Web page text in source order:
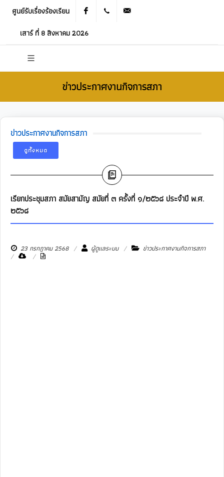
ศูนย์รับเรื่องร้องเรียน Facebook 021905536
เสาร์ ที่ 8 สิงหาคม 2026
ข่าวประกาศงานกิจการสภา
ข่าวประกาศงานกิจการสภา
ดูทั้งหมด
เรียกประชุมสภา สมัยสามัญ สมัยที่ ๓ ครั้งที่ ๑/๒๕๖๘ ประจำปี พ.ศ.
๒๕๖๘
23 กรกฎาคม 2568 ผู้ดูแลระบบ ข่าวประกาศงานกิจการสภา